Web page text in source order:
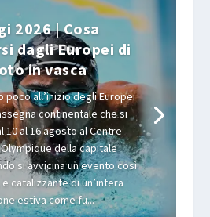
2026 | Cosa
dagli Europei di
in vasca
poco all’inizio degli Europei
continentale che si
10 al 16 agosto al Centre
della capitale
si avvicina un evento così
catalizzante di un’intera
estiva come fu...